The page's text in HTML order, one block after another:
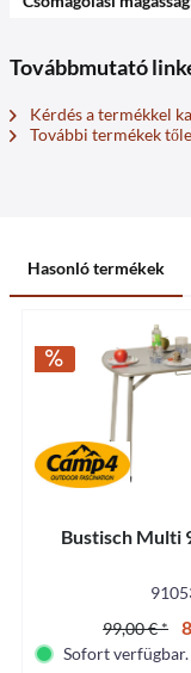
Továbbmutató
Kérdés a termékkel
További termékek
Hasonló termékek
Bustisch Multi
99,00 € *
Sofort verfügbar.